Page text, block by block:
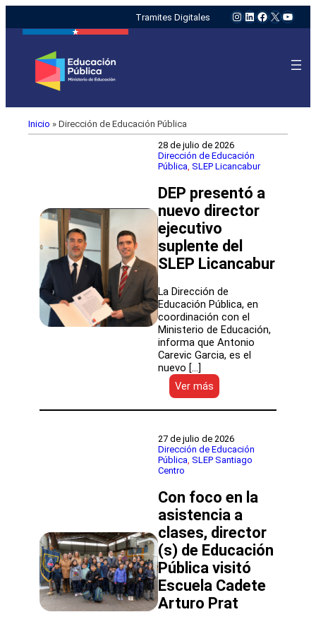
Tramites Digitales Instagram
LinkedIn
Facebook
X
Inicio » Dirección de Educación Pública
28 de julio de 2026
Dirección de Educación
Pública SLEP Licancabur
DEP presentó a
nuevo director
ejecutivo
suplente del
SLEP Licancabur
La Dirección de
Educación Pública, en
coordinación con el
Ministerio de Educación,
informa que Antonio
Carevic Garcia, es el
nuevo […]
Ver más
DEP
presentó
nuevo
director
ejecutivo
SLEP
Licancabur
27 de julio de 2026
Dirección de Educación
Pública, SLEP Santiago
Centro
Con foco en la
asistencia a
clases, director
(s) de Educación
Pública visitó
Escuela Cadete
Arturo Prat